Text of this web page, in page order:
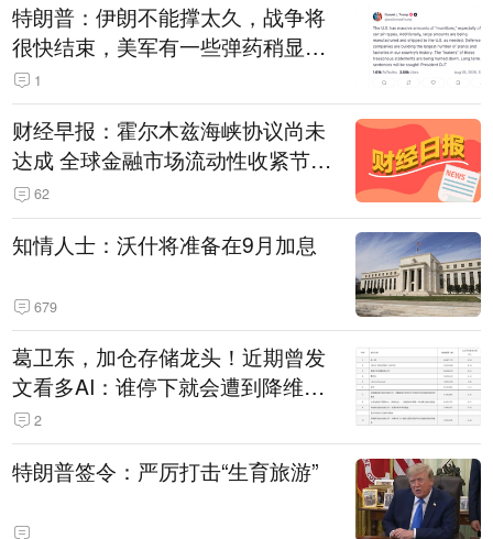
特朗普：伊朗不能撑太久，战争将
很快结束，美军有一些弹药稍显紧
张！伊朗公布拟议的海峡管理文本
1
财经早报：霍尔木兹海峡协议尚未
达成 全球金融市场流动性收紧节奏
暂缓
62
知情人士：沃什将准备在9月加息
679
葛卫东，加仓存储龙头！近期曾发
文看多AI：谁停下就会遭到降维打
击 2
特朗普签令：严厉打击“生育旅游”